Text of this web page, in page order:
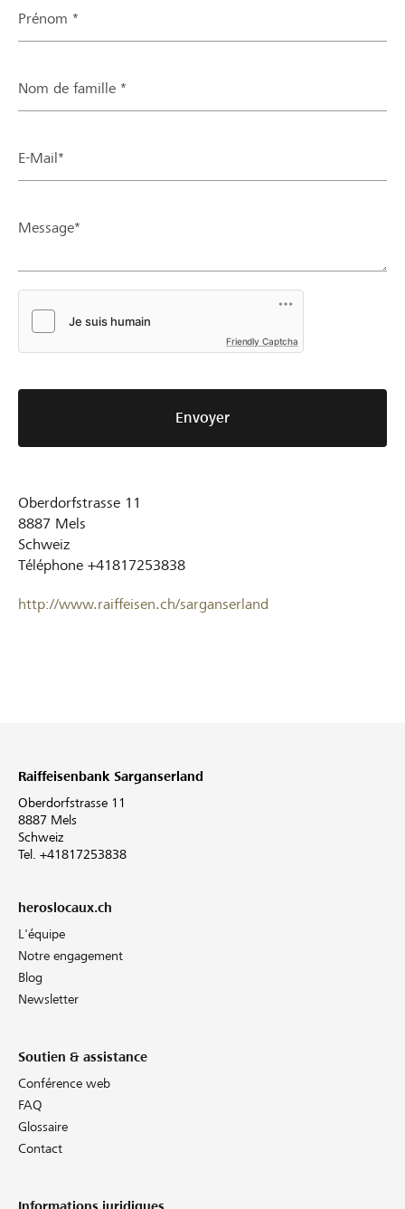
Prénom *
Nom de famille *
E-Mail*
Message*
Friendly Captcha
Envoyer
Oberdorfstrasse 11
8887 Mels
Schweiz
Téléphone +41817253838
http://www.raiffeisen.ch/sarganserland
Raiffeisenbank Sarganserland
Oberdorfstrasse 11
8887 Mels
Schweiz
Tel. +41817253838
heroslocaux.ch
L'équipe
Notre engagement
Blog
Newsletter
Soutien & assistance
Conférence web
FAQ
Glossaire
Contact
Informations juridiques